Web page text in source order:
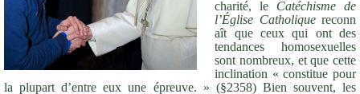
charité, le Catéchisme de
l’Église Catholiquereconn
aît que ceux qui ont des
tendances homosexuelles
sont nombreux, et que cette
inclination « constitue pour
la plupart d’entre eux une épreuve. » (§2358) Bien souvent, les